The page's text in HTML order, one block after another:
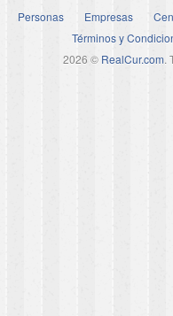
Personas Empresas
Términos y
2026 © RealCur.com.